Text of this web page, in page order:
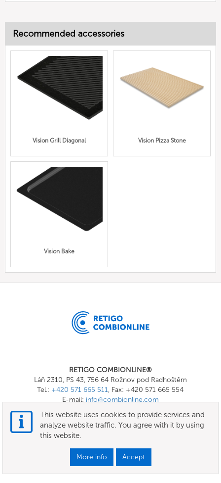
Recommended accessories
Vision Grill Diagonal Vision Pizza Stone
Vision Bake
RETIGO COMBIONLINE®
Láň 2310, PS 43, 756 64 Rožnov pod Radhoštěm
Tel.: +420 571 665 511, Fax: +420 571 665 554
E-mail: info@combionline.com
Terms of use
This website uses cookies to provide services and
analyze website traffic. You agree with it by using
this website.
More info Accept